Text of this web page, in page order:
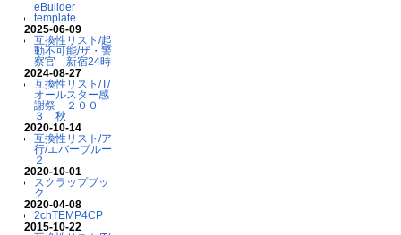
eBuilder
template
2025-06-09
互換性リスト/起
動不可能/ザ・警
察官 新宿24時
2024-08-27
互換性リスト/T/
オールスター感
謝祭 ２００
３ 秋
2020-10-14
互換性リスト/ア
行/エバーブルー
２
2020-10-01
スクラップブッ
ク
2020-04-08
2chTEMP4CP
2015-10-22